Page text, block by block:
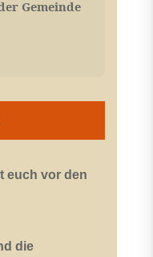
Gemeinde
euch vor den
die